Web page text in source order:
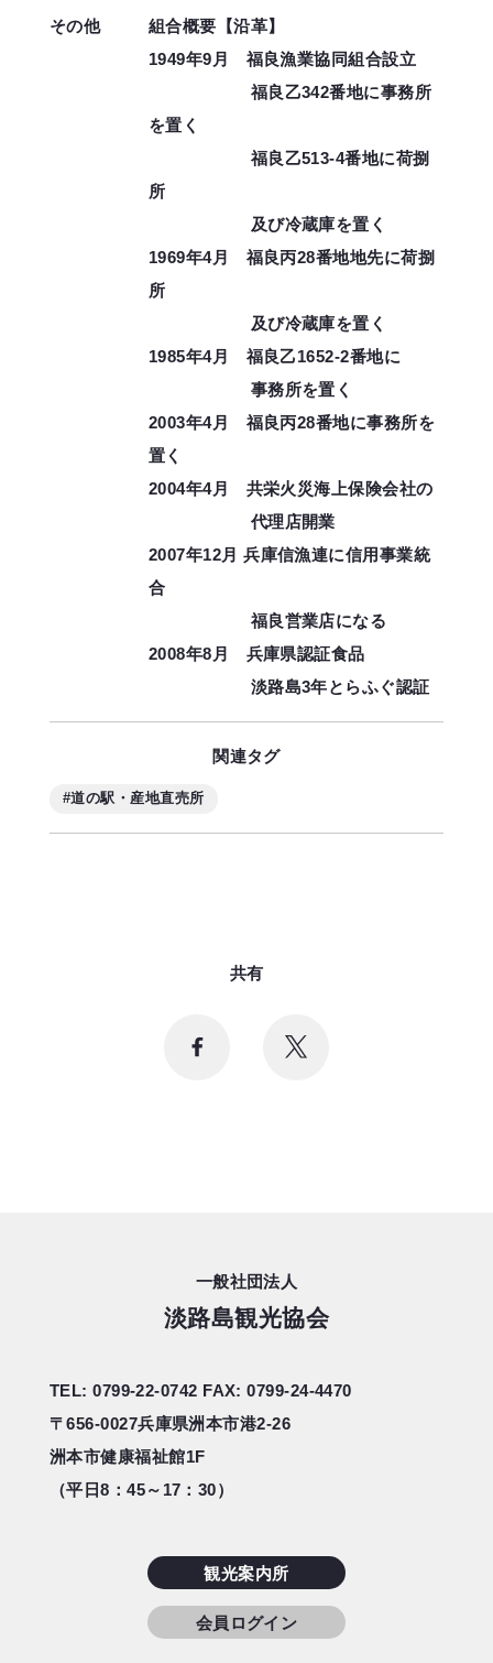
その他
組合概要【沿革】
1949年9月 福良漁業協同組合設立
福良乙342番地に事務所
を置く
福良乙513-4番地に荷捌
所
及び冷蔵庫を置く
1969年4月 福良丙28番地地先に荷捌
所
及び冷蔵庫を置く
1985年4月 福良乙1652-2番地に
事務所を置く
2003年4月 福良丙28番地に事務所を
置く
2004年4月 共栄火災海上保険会社の
代理店開業
2007年12月 兵庫信漁連に信用事業統
合
福良営業店になる
2008年8月 兵庫県認証食品
淡路島3年とらふぐ認証
関連タグ
#道の駅・産地直売所
共有
一般社団法人
淡路島観光協会
TEL: 0799-22-0742 FAX: 0799-24-4470
〒656-0027兵庫県洲本市港2-26
洲本市健康福祉館1F
（平日8：45～17：30）
観光案内所
会員ログイン